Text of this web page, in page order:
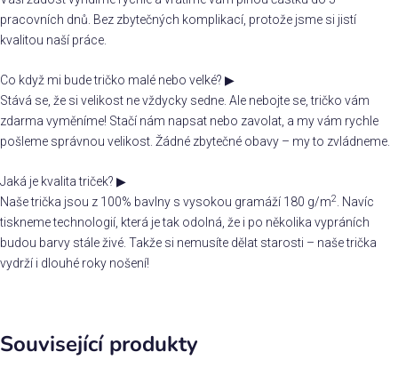
pracovních dnů. Bez zbytečných komplikací, protože jsme si jistí
kvalitou naší práce.
Co když mi bude tričko malé nebo velké? ▶
Stává se, že si velikost ne vždycky sedne. Ale nebojte se, tričko vám
zdarma vyměníme! Stačí nám napsat nebo zavolat, a my vám rychle
pošleme správnou velikost. Žádné zbytečné obavy – my to zvládneme.
Jaká je kvalita triček? ▶
Naše trička jsou z 100% bavlny s vysokou gramáží 180 g/m2
. Navíc
tiskneme technologií, která je tak odolná, že i po několika vypráních
budou barvy stále živé. Takže si nemusíte dělat starosti – naše trička
vydrží i dlouhé roky nošení!
Související produkty